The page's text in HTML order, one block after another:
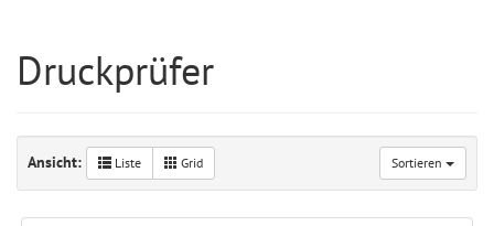
Druckprüfer
Ansicht: Liste Grid Sortieren